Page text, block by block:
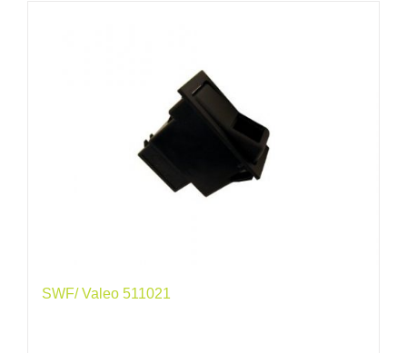
SWF/ Valeo 511021